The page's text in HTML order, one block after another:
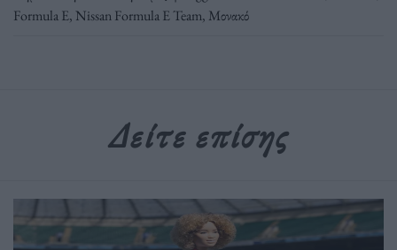
Formula E, Nissan Formula E Team, Μονακό
Δείτε επίσης